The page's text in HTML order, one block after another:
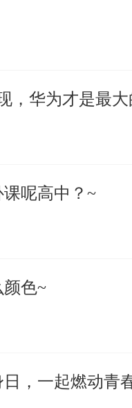
，华为才是最
呢高中？~
色~
，一起燃动青